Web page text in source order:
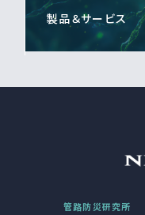
製品＆サービス
管路防災研究所